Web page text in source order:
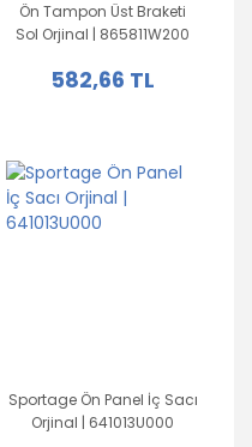
Ön Tampon Üst Braketi
Sol Orjinal | 865811W200
582,66 TL
Sportage Ön Panel İç Sacı
Orjinal | 641013U000